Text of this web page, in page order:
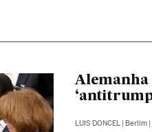
Alemanha
LUIS DONCEL | Berlim |